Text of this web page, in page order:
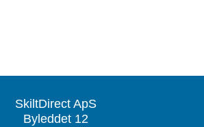
SkiltDirect ApS
Byleddet 12